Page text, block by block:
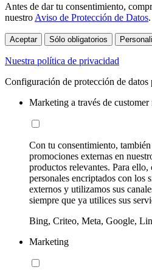
Antes de dar tu consentimiento,
nuestro Aviso de Protección de Datos.
Aceptar Sólo obligatorios
Nuestra política de privacidad
Configuración de protección de datos
Marketing a través de customer
Con tu consentimiento,
promociones externas en
productos relevantes. Para ello,
personales encriptados con los
externos y utilizamos sus
siempre que ya utilices sus
Bing, Criteo, Meta, Google,
Marketing